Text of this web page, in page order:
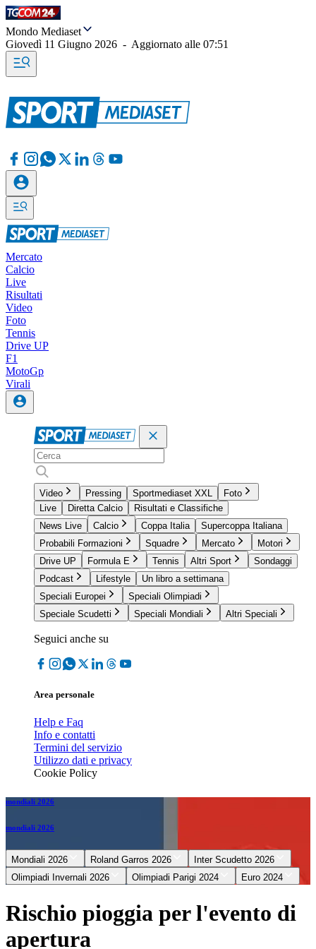
Mondo Mediaset
Giovedì 11 Giugno 2026 - Aggiornato alle 07:51
Mercato
Calcio
Live
Risultati
Video
Foto
Tennis
Drive UP
F1
MotoGp
Virali
Video Pressing Sportmediaset XXL
Foto
Live
Diretta Calcio
Risultati e Classifiche
News Live
Calcio Coppa Italia
Supercoppa Italiana
Probabili Formazioni
Squadre Mercato
Motori
Drive UP
Formula E Tennis Altri Sport
Sondaggi
Podcast
Lifestyle
Un libro a settimana
Speciali Europei
Speciali Olimpiadi
Speciale Scudetti
Speciali Mondiali Altri Speciali
Seguici anche su
Area personale
Help e Faq
Info e contatti
Termini del servizio
Utilizzo dati e privacy
Cookie Policy
mondiali 2026
mondiali 2026
Mondiali 2026 Roland Garros 2026
Inter Scudetto 2026
Olimpiadi Invernali 2026
Olimpiadi Parigi 2024 Euro 2024
Rischio pioggia per l'evento di
apertura